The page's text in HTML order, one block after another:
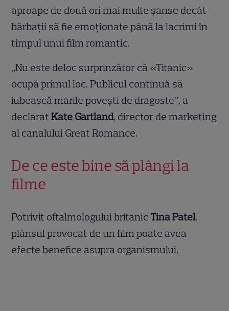
aproape de două ori mai multe șanse decât
bărbații să fie emoționate până la lacrimi în
timpul unui film romantic.
„Nu este deloc surprinzător că «Titanic»
ocupă primul loc. Publicul continuă să
iubească marile povești de dragoste”, a
declaratKate Gartland, director de marketing
al canalului Great Romance.
De ce este bine să plângi la
filme
Potrivit oftalmologului britanic Tina Patel,
plânsul provocat de un film poate avea
efecte benefice asupra organismului.